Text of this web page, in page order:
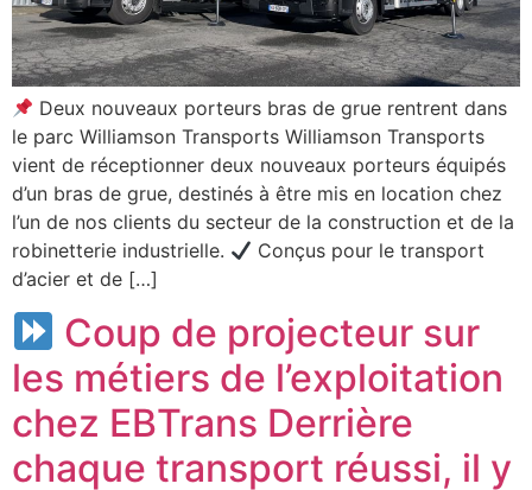
Deux nouveaux porteurs bras de grue rentrent dans
le parc Williamson Transports Williamson Transports
vient de réceptionner deux nouveaux porteurs équipés
d’un bras de grue, destinés à être mis en location chez
l’un de nos clients du secteur de la construction et de la
robinetterie industrielle.
Conçus pour le transport
d’acier et de […]
Coup de projecteur sur
les métiers de l’exploitation
chez EBTrans Derrière
chaque transport réussi, il y